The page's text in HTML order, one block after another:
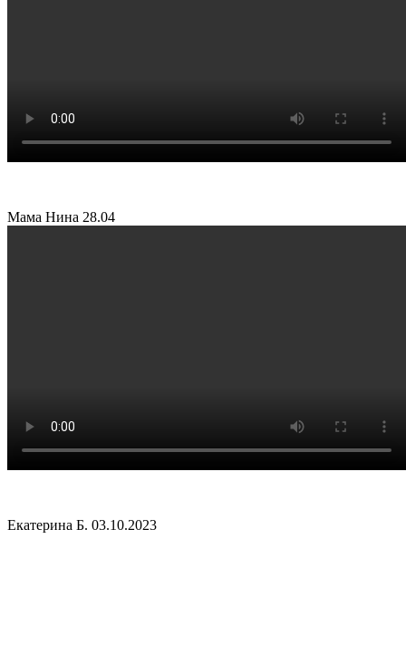
Мама Нина 28.04
Екатерина Б. 03.10.2023